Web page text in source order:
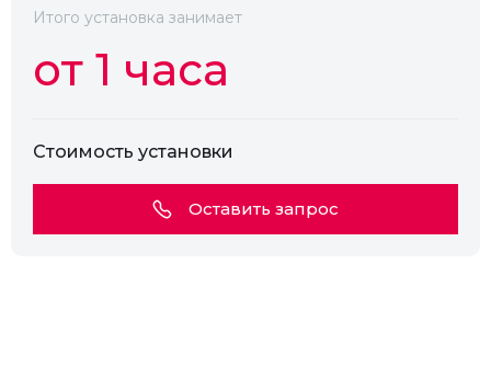
Камера
Итого установка занимает
от 1 часа
Стоимость установки
Оставить запрос